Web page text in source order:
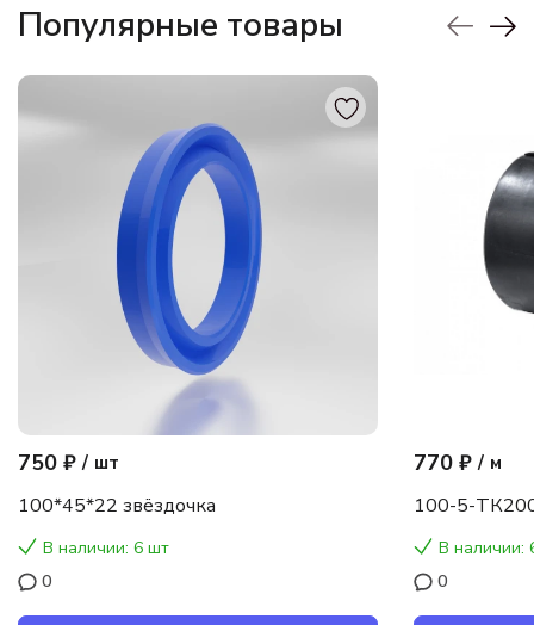
Популярные товары
750 ₽ / шт
100*45*22 звёздочка
В наличии: 6 шт
0
770 ₽ / м
100-5-
В наличии:
0